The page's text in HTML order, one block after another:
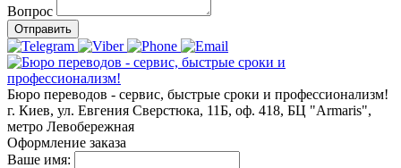
Вопрос
Отправить
Бюро переводов - сервис, быстрые сроки и профессионализм!
г. Киев, ул. Евгения Сверстюка, 11Б, оф. 418, БЦ "Armaris",
метро Левобережная
Оформление заказа
Ваше имя: